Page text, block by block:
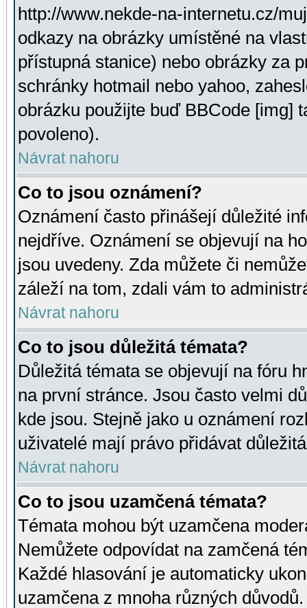
http://www.nekde-na-internetu.cz/
odkazy na obrázky umístěné na
přístupná stanice) nebo obrázky za
schránky hotmail nebo yahoo,
obrázku použijte buď BBCode [img]
povoleno).
Návrat nahoru
Co to jsou oznámení?
Oznámení často přinášejí důležité
nejdříve. Oznámení se objevují na
jsou uvedeny. Zda můžete či
záleží na tom, zdali vám to
Návrat nahoru
Co to jsou důležitá témata?
Důležitá témata se objevují na fóru
na první stránce. Jsou často velmi
kde jsou. Stejně jako u oznámení
uživatelé mají právo přidávat
Návrat nahoru
Co to jsou uzamčená témata?
Témata mohou být uzamčena
Nemůžete odpovídat na zamčená
Každé hlasování je automaticky
uzamčena z mnoha různých důvodů.